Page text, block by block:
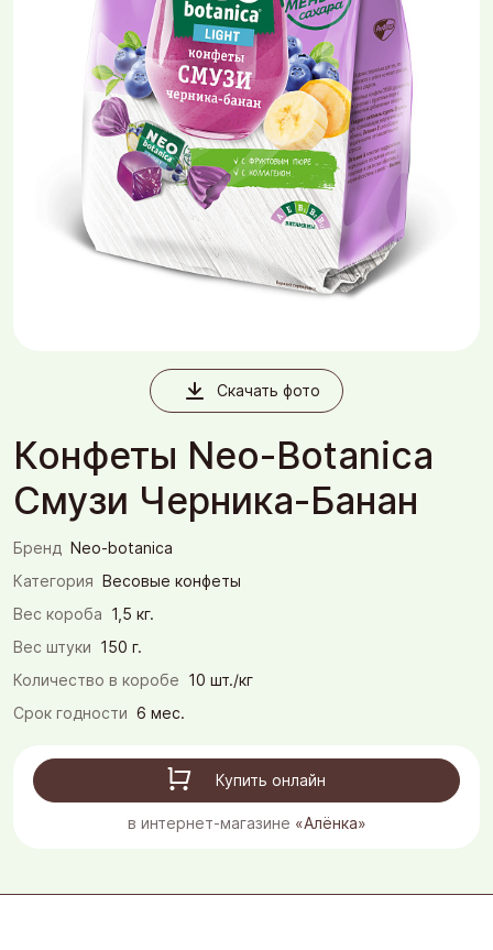
Скачать фото
Конфеты Neo-Botanica
Смузи Черника-Банан
Бренд Neo-botanica
Категория Весовые конфеты
Вес короба 1,5 кг.
Вес штуки 150 г.
Количество в коробе 10 шт./кг
Срок годности 6 мес.
Купить онлайн
в интернет-магазине «Алёнка»